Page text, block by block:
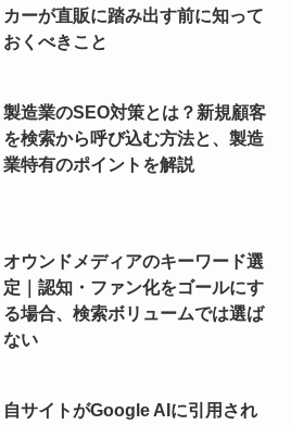
カーが直販に踏み出す前に知って
おくべきこと
製造業のSEO対策とは？新規顧客
を検索から呼び込む方法と、製造
業特有のポイントを解説
オウンドメディアのキーワード選
定｜認知・ファン化をゴールにす
る場合、検索ボリュームでは選ば
ない
自サイトがGoogle AIに引用され